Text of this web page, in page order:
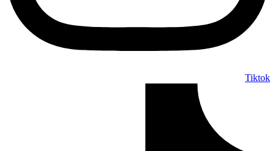
Tiktok